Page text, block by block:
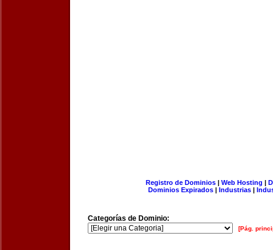
Registro de Dominios| Web Hosting |
Dominios Expirados | Industrias |
Categorías de Dominio:
[Pág.